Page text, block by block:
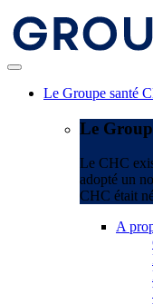
Le Groupe santé
Le
Le CHC
adopté un
CHC était
A